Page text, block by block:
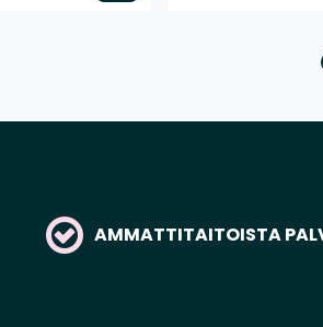
AMMATTITAITOISTA